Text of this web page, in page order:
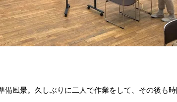
備風景。久しぶりに二人で作業をして、その後も